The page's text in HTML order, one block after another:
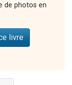
de photos en
livre